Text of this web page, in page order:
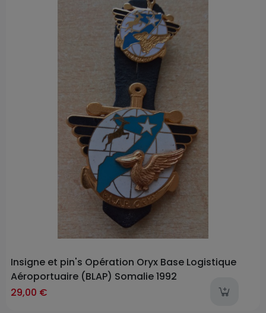
Insigne et pin's Opération Oryx Base Logistique
Aéroportuaire (BLAP) Somalie 1992
29,00 €